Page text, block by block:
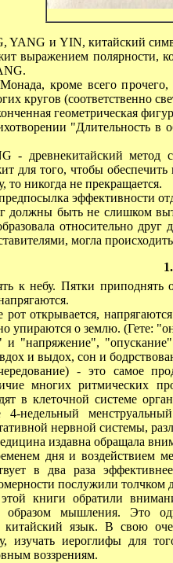
и YIN, китайский
выражением полярности,
кроме всего прочего,
кругов (соответственно
геометрическая
"Длительность в
метод
для того, чтобы
то никогда не прекращается.
эффективности
должны быть не слишком
относительно
могла
к небу. Пятки приподнять
открывается,
упираются о землю. (Гете:
"напряжение", "опускание"
и выдох, сон и
- это самое
многих ритмических
в клеточной системе
4-недельный
нервной системы,
издавна обращала
дня и воздействием
в два раза
послужили толчком
книги обратили
образом мышления. Это
китайский язык. В свою
изучать иероглифы для
воззрениям.